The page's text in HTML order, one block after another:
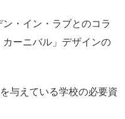
・イン・ ラブとのコラ
ーニバル」 デザインの
与えている学校の必要資